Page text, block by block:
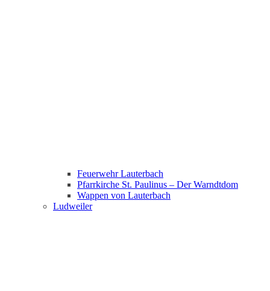
Feuerwehr Lauterbach
Pfarrkirche St. Paulinus – Der Warndtdom
Wappen von Lauterbach
Ludweiler